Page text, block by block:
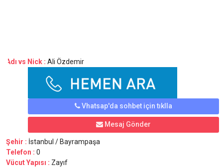
Adı vs Nick : Ali Özdemir
Vhatsap'da sohbet için tıklla
Mesaj Gönder
Şehir : İstanbul / Bayrampaşa
Telefon : 0
Vücut Yapısı : Zayıf